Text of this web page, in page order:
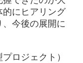
的にヒアリング
今後の展開に
ロジェクト）